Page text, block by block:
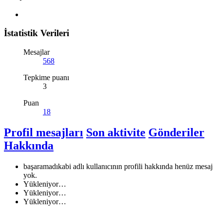
İstatistik Verileri
Mesajlar
568
Tepkime puanı
3
Puan
18
Profil mesajları Son aktivite Gönderiler
Hakkında
başaramadıkabi adlı kullanıcının profili hakkında henüz mesaj
yok.
Yükleniyor…
Yükleniyor…
Yükleniyor…